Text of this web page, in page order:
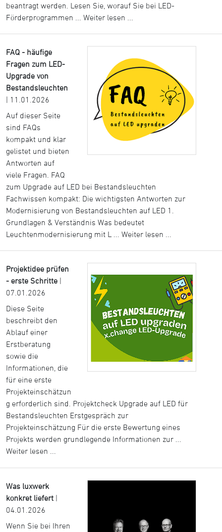
beantragt werden. Lesen Sie, worauf Sie bei LED-
Förderprogrammen ... Weiter lesen ...
FAQ - häufige
Fragen zum LED-
Upgrade von
Bestandsleuchten
| 11.01.2026
Auf dieser Seite
sind FAQs
kompakt und klar
gelistet und bieten
Antworten auf
viele Fragen. FAQ
zum Upgrade auf LED bei Bestandsleuchten
Fachwissen kompakt: Die wichtigsten Antworten zur
Modernisierung von Bestandsleuchten auf LED 1.
Grundlagen & Verständnis Was bedeutet
Leuchtenmodernisierung mit L ... Weiter lesen ...
Projektidee prüfen
- erste Schritte
07.01.2026
Diese Seite
beschreibt den
Ablauf einer
Erstberatung
sowie die
Informationen, die
für eine erste
Projekteinschätzun
g erforderlich sind. Projektcheck Upgrade auf LED für
Bestandsleuchten Erstgespräch zur
Projekteinschätzung Für die erste Bewertung eines
Projekts werden grundlegende Informationen zur ...
Weiter lesen ...
Was luxwerk
konkret liefert |
04.01.2026
Wenn Sie bei Ihren